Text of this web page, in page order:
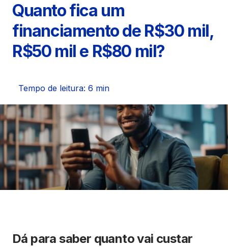
Parceiros BV
Seguros
Vida Financeira
Canais Digitais
Quanto fica um
financiamento de R$30 mil,
R$50 mil e R$80 mil?
Tempo de leitura: 6 min
Dá para saber quanto vai custar